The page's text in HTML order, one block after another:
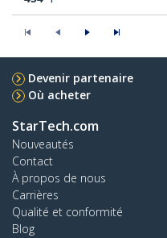
Devenir partenaire
Où acheter
StarTech.com
Nouveautés
Contact
À propos de nous
Carrières
Qualité et conformité
Blog